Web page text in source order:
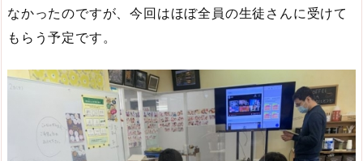
なかったのですが、今回はほぼ全員の生徒さんに受けて
もらう予定です。